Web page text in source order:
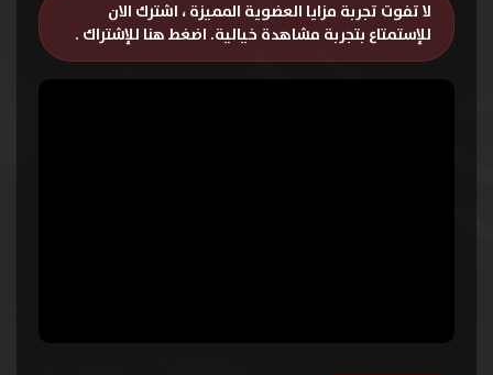
لا تفوت تجربة مزايا العضوية المميزة ، اشترك الان
للإستمتاع بتجربة مشاهدة خيالية. اضغط هنا للإشتراك .